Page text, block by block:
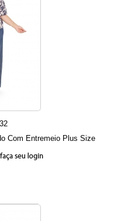
Com Entremeio Plus Size